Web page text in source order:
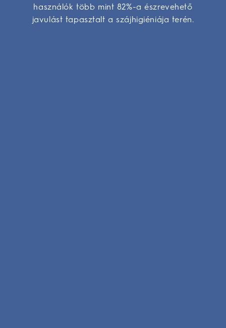
használók több mint 82%-a észrevehető
javulást tapasztalt a szájhigiéniája terén.